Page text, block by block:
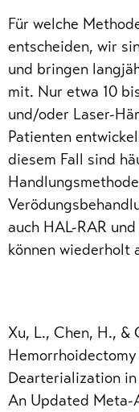
Für welche
entscheiden, wir
und bringen
mit. Nur etwa 10
und/oder Laser-
Patienten
diesem Fall sind
auch HAL-RAR
können wiederholt
Xu, L., Chen, H., &
Dearterialization
An Updated Meta-